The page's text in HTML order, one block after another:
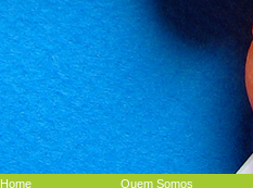
Home Quem Somos